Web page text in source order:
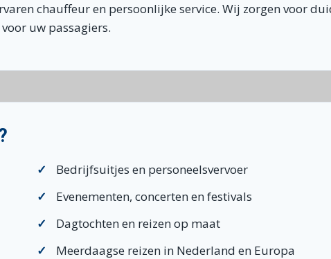
chauffeur en persoonlijke service. Wij zorgen voor
uw passagiers.
Bedrijfsuitjes en personeelsvervoer
Evenementen, concerten en festivals
Dagtochten en reizen op maat
Meerdaagse reizen in Nederland en Europa